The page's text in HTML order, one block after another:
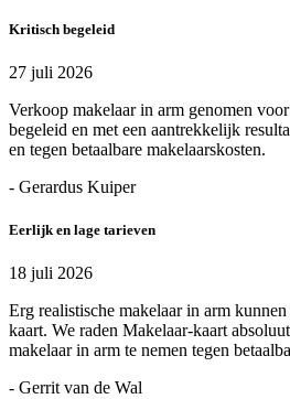
Kritisch begeleid
27 juli 2026
Verkoop makelaar in arm genomen
begeleid en met een aantrekkelijk
en tegen betaalbare makelaarskosten.
- Gerardus Kuiper
Eerlijk en lage tarieven
18 juli 2026
Erg realistische makelaar in arm
kaart. We raden Makelaar-kaart
makelaar in arm te nemen tegen
- Gerrit van de Wal